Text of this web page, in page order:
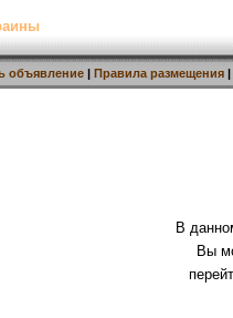
объявление | Правила размещения |
В
Вы